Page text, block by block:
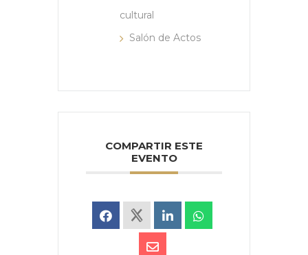
cultural
Salón de Actos
COMPARTIR ESTE
EVENTO